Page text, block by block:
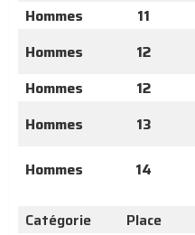
Hommes
11
Hommes
12
Hommes
12
Hommes
13
Hommes
14
Catégorie Place